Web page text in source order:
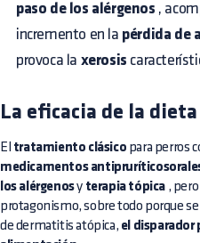
paso de los alérgenos ,
incremento en la pérdida de
provoca la xerosis
La eficacia de la
El tratamiento clásico para perros
medicamentos
los alérgenosy terapia tópica ,
protagonismo, sobre todo porque se
de dermatitis atópica, el disparador